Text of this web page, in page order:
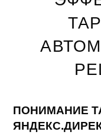
ПОНИМАНИЕ